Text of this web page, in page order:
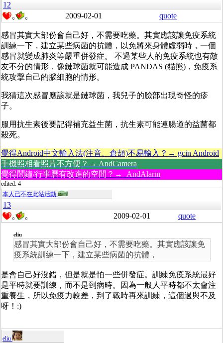
12
0 0 2009-02-01 quote
感冒其實大部份會自己好，不需要吃藥。其實應該讓免疫系統
訓練一下，建立某些病菌的抗體，以免將來身體虛弱時，一個
感冒就變成肺炎等嚴重併發症。 不過某些人的免疫系統也有敵
友不分的情形，像鏈球菌就可能造成 PANDAS (貓熊)，免疫系
統攻擊自己的腦細胞的情形。
我猜這次感冒應該就是鏈球菌，我兒子的臉部出現奇怪的疹
子。
服用抗生素後要記得補充益生菌，抗生素可能連腸道的益菌都
殺死。
覺得Android中文輸入法(注音、倉頡)不易輸入？→ gcin Android
手機照相看照片不方便？→ AndCamera
覺得鬧鐘/行事曆有改進的空間？→ AndAlarm
edited: 4
本人已不在此站活動
13
0 0 2009-02-01 quote
eliu
感冒其實大部份會自己好，不需要吃藥。其實應該讓免
疫系統訓練一下，建立某些病菌的抗體，
是會自己好沒錯，但是就是怕一些併發症。訓練免疫系統最好
是平時就要訓練，而不是到病時。因為一般人平時都不太會注
重養生，所以免疫力較差，到了戰時再來訓練，這個過與不及
呀！:)
eliu